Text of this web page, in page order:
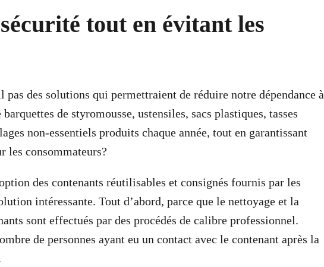
tout en évitant les
des solutions qui permettraient de réduire notre dépendance à
de styromousse, ustensiles, sacs plastiques, tasses
non-essentiels produits chaque année, tout en garantissant
les consommateurs?
des contenants réutilisables et consignés fournis par les
intéressante. Tout d’abord, parce que le nettoyage et la
sont effectués par des procédés de calibre professionnel.
de personnes ayant eu un contact avec le contenant après la